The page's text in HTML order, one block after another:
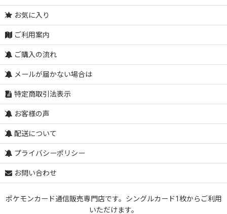
お気に入り
ご利用案内
ご購入の流れ
メールが届かない場合は
特定商取引法表示
お客様の声
配送について
プライバシーポリシー
お問い合わせ
ポケモンカード通信販売専門店です。シングルカード1枚からご利用
いただけます。